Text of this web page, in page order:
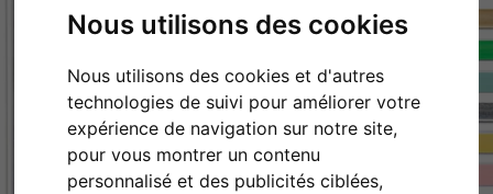
Nous utilisons des cookies
Nous utilisons des cookies et d'autres
technologies de suivi pour améliorer votre
expérience de navigation sur notre site,
pour vous montrer un contenu
personnalisé et des publicités ciblées,
Retour